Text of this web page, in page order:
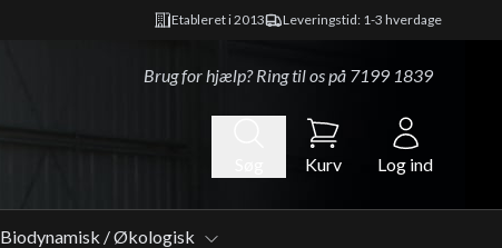
Etableret i 2013 Leveringstid: 1-3 hverdage
Brug for hjælp? Ring til os på 7199 1839
Kurv Log ind
Biodynamisk / Økologisk